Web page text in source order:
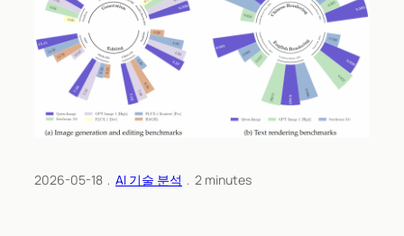
2026-05-18 ﹒ AI 기술 분석 ﹒ 2 minutes